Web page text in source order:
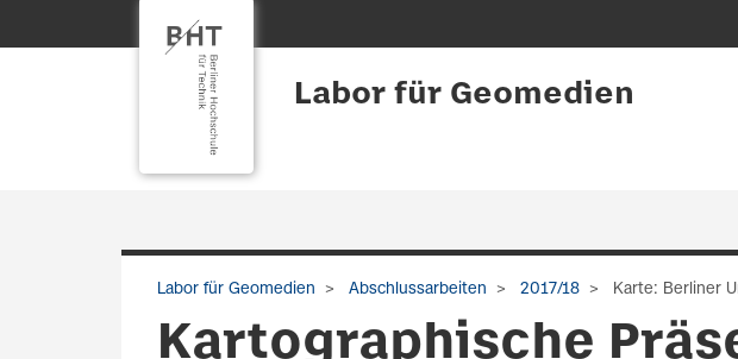
Labor für Geomedien
Labor für Geomedien Abschlussarbeiten 2017/18 Karte: Berliner
Kartographische